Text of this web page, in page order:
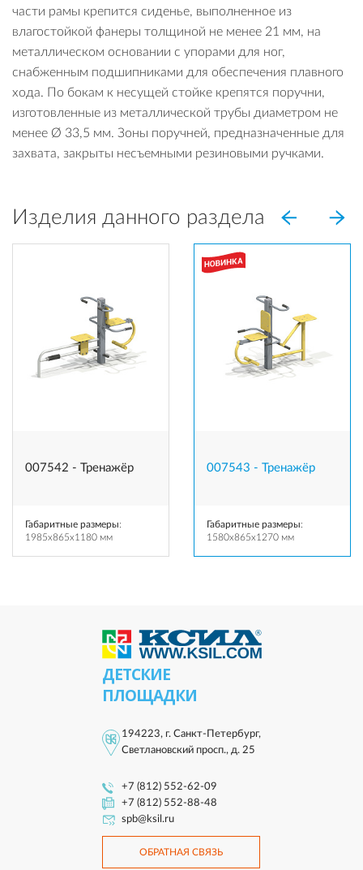
части рамы крепится сиденье, выполненное из
влагостойкой фанеры толщиной не менее 21 мм, на
металлическом основании с упорами для ног,
снабженным подшипниками для обеспечения плавного
хода. По бокам к несущей стойке крепятся поручни,
изготовленные из металлической трубы диаметром не
менее Ø 33,5 мм. Зоны поручней, предназначенные для
захвата, закрыты несъемными резиновыми ручками.
Изделия данного раздела
007542 - Тренажёр
Габаритные размеры:
1985x865x1180 мм
007543 - Тренажёр
Габаритные размеры:
1580x865x1270 мм
ДЕТСКИЕ
ПЛОЩАДКИ
194223, г. Санкт-Петербург,
Светлановский просп., д. 25
+7 (812) 552-62-09
+7 (812) 552-88-48
spb@ksil.ru
ОБРАТНАЯ СВЯЗЬ